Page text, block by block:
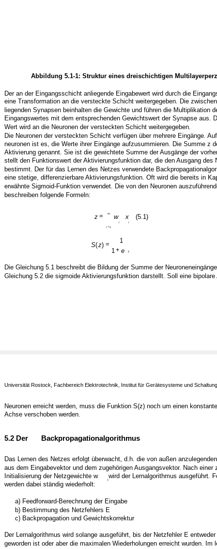
Abbildung 5.1-1: Struktur eines dreischichtigen
Der an der Eingangsschicht anliegende Eingabewert wird durch die
eine Transformation an die versteckte Schicht weitergegeben. Die
liegenden Synapsen beinhalten die Gewichte und führen die Multiplikation
Eingangswertes mit dem entsprechenden Gewichtswert der Synapse aus.
Wert wird an die Neuronen der versteckten Schicht weitergegeben.
Die Neuronen der versteckten Schicht verfügen über mehrere Eingänge.
neuronen ist es, die Werte ihrer Eingänge aufzusummieren. Die Summe z
Aktivierung genannt. Sie ist die gewichtete Summe der Ausgänge der
stellt den Funktionswert der Aktivierungsfunktion dar, die den Ausgang des
bestimmt. Der für das Lernen des Netzes verwendete
eine stetige, differenzierbare Aktivierungsfunktion. Oft wird die bereits in
erwähnte Sigmoid-Funktion verwendet. Die von den Neuronen
beschreiben folgende Formeln:
=
= m
i
i
i
x
w
z
1
(5.1)
z
e
z
S
-
+
=
1
1
)
(
Die Gleichung 5.1 beschreibt die Bildung der Summe der
Gleichung 5.2 die sigmoide Aktivierungsfunktion darstellt. Soll eine bipolare
Universität Rostock, Fachbereich Elektrotechnik, Institut für Gerätesysteme und
Neuronen erreicht werden, muss die Funktion S(z) noch um einen
Achse verschoben werden.
5.2 Der Backpropagationalgorithmus
Das Lernen des Netzes erfolgt überwacht, d.h. die von außen
aus dem Eingabevektor und dem zugehörigen Ausgangsvektor. Nach einer
Initialisierung der Netzgewichte w
i
wird der Lernalgorithmus ausgeführt.
werden dabei ständig wiederholt:
a) Feedforward-Berechnung der Eingabe
b) Bestimmung des Netzfehlers E
c) Backpropagation und Gewichtskorrektur
Der Lernalgorithmus wird solange ausgeführt, bis der Netzfehler E
geworden ist oder aber die maximalen Wiederholungen erreicht wurden. Im